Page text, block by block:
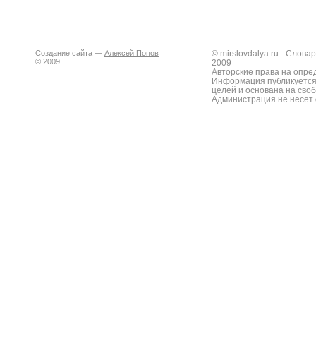
Создание сайта — Алексей Попов
© 2009
© mirslovdalya.ru -
2009
Авторские права на
Информация
целей и основана на
Администрация не несет